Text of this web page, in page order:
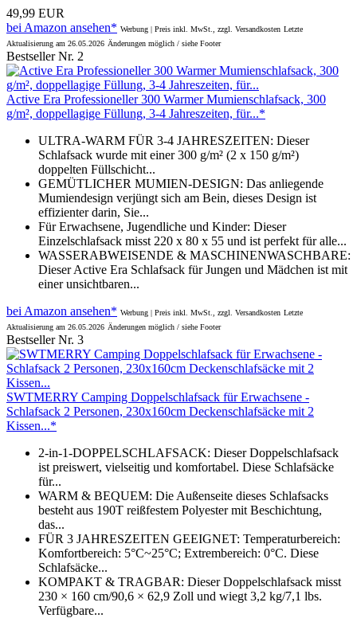
49,99 EUR
bei Amazon ansehen* Werbung | Preis inkl. MwSt., zzgl. Versandkosten Letzte
Aktualisierung am 26.05.2026 Änderungen möglich / siehe Footer
Bestseller Nr. 2
Active Era Professioneller 300 Warmer Mumienschlafsack, 300
g/m², doppellagige Füllung, 3-4 Jahreszeiten, für...*
ULTRA-WARM FÜR 3-4 JAHRESZEITEN: Dieser
Schlafsack wurde mit einer 300 g/m² (2 x 150 g/m²)
doppelten Füllschicht...
GEMÜTLICHER MUMIEN-DESIGN: Das anliegende
Mumiendesign verjüngt sich am Bein, dieses Design ist
effizienter darin, Sie...
Für Erwachsene, Jugendliche und Kinder: Dieser
Einzelschlafsack misst 220 x 80 x 55 und ist perfekt für alle...
WASSERABWEISENDE & MASCHINENWASCHBARE:
Dieser Active Era Schlafsack für Jungen und Mädchen ist mit
einer unsichtbaren...
bei Amazon ansehen* Werbung | Preis inkl. MwSt., zzgl. Versandkosten Letzte
Aktualisierung am 26.05.2026 Änderungen möglich / siehe Footer
Bestseller Nr. 3
SWTMERRY Camping Doppelschlafsack für Erwachsene -
Schlafsack 2 Personen, 230x160cm Deckenschlafsäcke mit 2
Kissen...*
2-in-1-DOPPELSCHLAFSACK: Dieser Doppelschlafsack
ist preiswert, vielseitig und komfortabel. Diese Schlafsäcke
für...
WARM & BEQUEM: Die Außenseite dieses Schlafsacks
besteht aus 190T reißfestem Polyester mit Beschichtung,
das...
FÜR 3 JAHRESZEITEN GEEIGNET: Temperaturbereich:
Komfortbereich: 5°C~25°C; Extrembereich: 0°C. Diese
Schlafsäcke...
KOMPAKT & TRAGBAR: Dieser Doppelschlafsack misst
230 × 160 cm/90,6 × 62,9 Zoll und wiegt 3,2 kg/7,1 lbs.
Verfügbare...